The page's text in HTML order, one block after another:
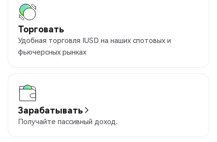
Торговать
Удобная торговля IUSD на наших спотовых и
фьючерсных рынках
Зарабатывать
Получайте пассивный доход.